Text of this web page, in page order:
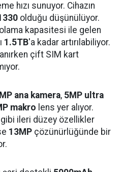
hızı sunuyor. Cihazın
olduğu düşünülüyor.
kapasitesi ile gelen
1.5TB'a kadar artırılabiliyor.
çift SIM kart
ana kamera, 5MP ultra
makro lens yer alıyor.
ileri düzey özellikler
13MP çözünürlüğünde bir